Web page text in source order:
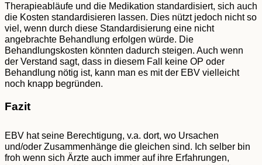
Therapieabläufe und die Medikation standardisiert, sich auch
die Kosten standardisieren lassen. Dies nützt jedoch nicht so
viel, wenn durch diese Standardisierung eine nicht
angebrachte Behandlung erfolgen würde. Die
Behandlungskosten könnten dadurch steigen. Auch wenn
der Verstand sagt, dass in diesem Fall keine OP oder
Behandlung nötig ist, kann man es mit der EBV vielleicht
noch knapp begründen.
Fazit
EBV hat seine Berechtigung, v.a. dort, wo Ursachen
und/oder Zusammenhänge die gleichen sind. Ich selber bin
froh wenn sich Ärzte auch immer auf ihre Erfahrungen,